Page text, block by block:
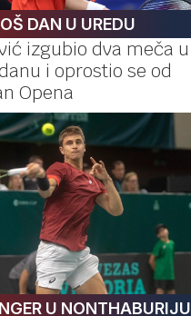
DAN U UREDU
izgubio dva meča u
i oprostio se od
Opena
U NONTHABURIJU